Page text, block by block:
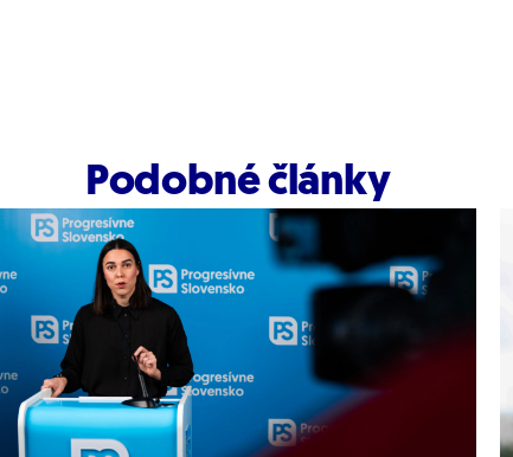
Podobné články